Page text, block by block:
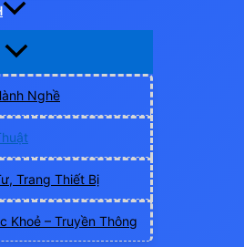
Nghề
Trang Thiết Bị
Khoẻ – Truyền Thông